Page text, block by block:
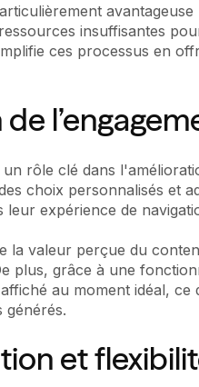
insuffisantes
ces processus en
rôle clé dans
choix personnalisés et
leur expérience de
la valeur perçue du
plus, grâce à une
au moment idéal, ce
générés.
et